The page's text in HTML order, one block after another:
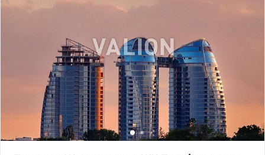
даху третьої вежі буде кінотеатр, планетарій і музей майбутнього.
галерея бутиків, супермаркет преміум-класу, кафе, центр
дитячого розвитку, лайф-стайл курорт Tsarsky: спортивна зала,
зона спа і відпочинку, 2 басейни, з відкритою зоною шезлонгів
та інші об’єкти інфраструктури. Інфраструктура Taryan Towers
передбачає комфорт та автономність для мешканців: у нижній
частині буде торговий центр із магазинами, супермаркетом,
сервісами, бутіками, ресторанами та кафе. Для Taryan Towers
спроектований лайфстайл-курорт TSARSKY, який включає
спортивний зал із зоною спа, саунами, хаммамом, соляною
кімнатою. Родзинка спортивного комплексу 2 басейни: